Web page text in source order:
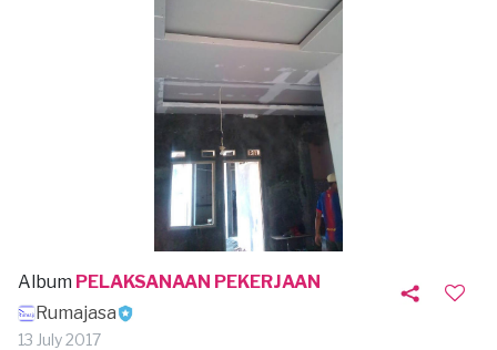
Album PELAKSANAAN PEKERJAAN
Rumajasa
13 July 2017